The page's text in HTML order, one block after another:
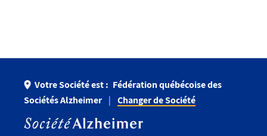
Votre Société est : Fédération québécoise des
Sociétés Alzheimer
Changer de Société